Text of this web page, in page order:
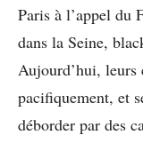
Paris à l’appel du
dans la Seine,
Aujourd’hui, leurs
pacifiquement, et
déborder par des